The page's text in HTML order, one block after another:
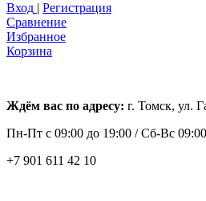
Вход | Регистрация
Сравнение
Избранное
Корзина
Ждём вас по адресу: г. Томск, ул.
Пн-Пт с 09:00 до 19:00 /Сб-Вс
+7 901 611 42 10